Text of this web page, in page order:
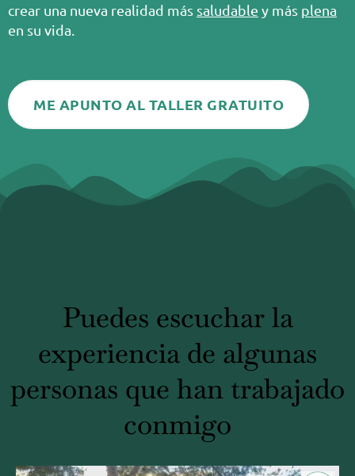
crear una nueva realidad más saludable y más plena
en su vida.
ME APUNTO AL TALLER GRATUITO
Puedes escuchar la
experiencia de algunas
personas que han trabajado
conmigo